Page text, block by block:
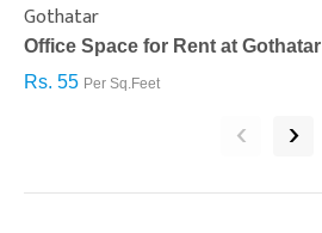
Gothatar
Office Space for Rent at Gothatar
Rs. 55 Per Sq.Feet
‹ ›